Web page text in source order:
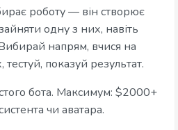
роботу — він створює
одну з них, навіть
напрям, вчися на
показуй результат.
бота. Максимум: $2000+
чи аватара.